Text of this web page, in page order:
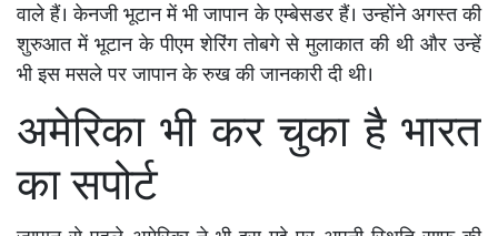
वाले हैं। केनजी भूटान में भी जापान के एम्बेसडर हैं। उन्होंने अगस्त की
शुरुआत में भूटान के पीएम शेरिंग तोबगे से मुलाकात की थी और उन्हें
भी इस मसले पर जापान के रुख की जानकारी दी थी।
अमेरिका भी कर चुका है भारत
का सपोर्ट